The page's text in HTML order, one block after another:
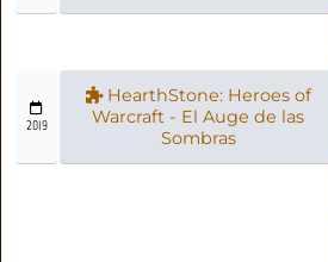
2019
HearthStone: Heroes of
Warcraft - El Auge de las
Sombras